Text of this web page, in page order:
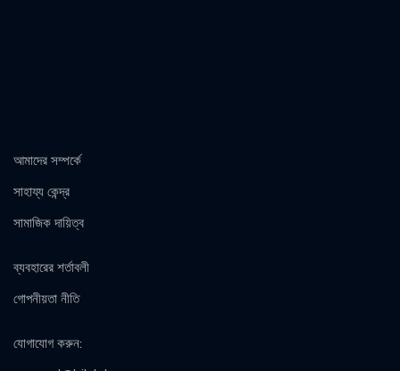
আমাদের সম্পর্কে
সাহায্য কেন্দ্র
সামাজিক দায়িত্ব
ব্যবহারের শর্তাবলী
গোপনীয়তা নীতি
যোগাযোগ করুন: